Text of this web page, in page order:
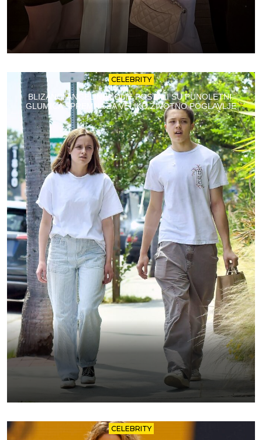
CELEBRITY
BLIZANCI ANGELINE JOLIE POSTALI SU PUNOLETNI:
GLUMICA SPREMNA ZA VELIKO ŽIVOTNO POGLAVLJE
CELEBRITY